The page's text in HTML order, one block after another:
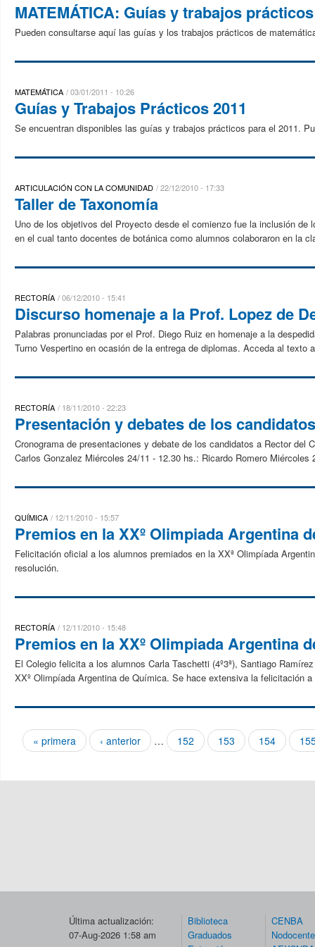
MATEMÁTICA: Guías y trabajos prácticos
Pueden consultarse aquí las guías y los trabajos prácticos de
MATEMÁTICA 03/01/2011 - 10:26
Guías y Trabajos Prácticos 2011
Se encuentran disponibles las guías y trabajos prácticos para el 2011.
ARTICULACIÓN CON LA COMUNIDAD 22/12/2010 - 17:33
Taller de Taxonomía
Uno de los objetivos del Proyecto desde el comienzo fue la inclusión
en el cual tanto docentes de botánica como alumnos colaboraron en la
RECTORÍA 06/12/2010 - 15:41
Discurso homenaje a la Prof. Lopez de
Palabras pronunciadas por el Prof. Diego Ruiz en homenaje a la
Turno Vespertino en ocasión de la entrega de diplomas. Acceda al texto
RECTORÍA 18/11/2010 - 22:23
Presentación y debates de los
Cronograma de presentaciones y debate de los candidatos a Rector
Carlos Gonzalez Miércoles 24/11 - 12.30 hs.: Ricardo Romero Miércoles
QUÍMICA 12/11/2010 - 15:57
Premios en la XXº Olimpiada Argentina
Felicitación oficial a los alumnos premiados en la XXª Olimpíada
resolución.
RECTORÍA 12/11/2010 - 15:48
Premios en la XXº Olimpiada Argentina
El Colegio felicita a los alumnos Carla Taschetti (4º3ª), Santiago
XXº Olimpíada Argentina de Química. Se hace extensiva la felicitación
Páginas
« primera ‹ anterior … 152 153 154
Última actualización:
07-Aug-2026 1:58 am
Biblioteca
Graduados
CENBA